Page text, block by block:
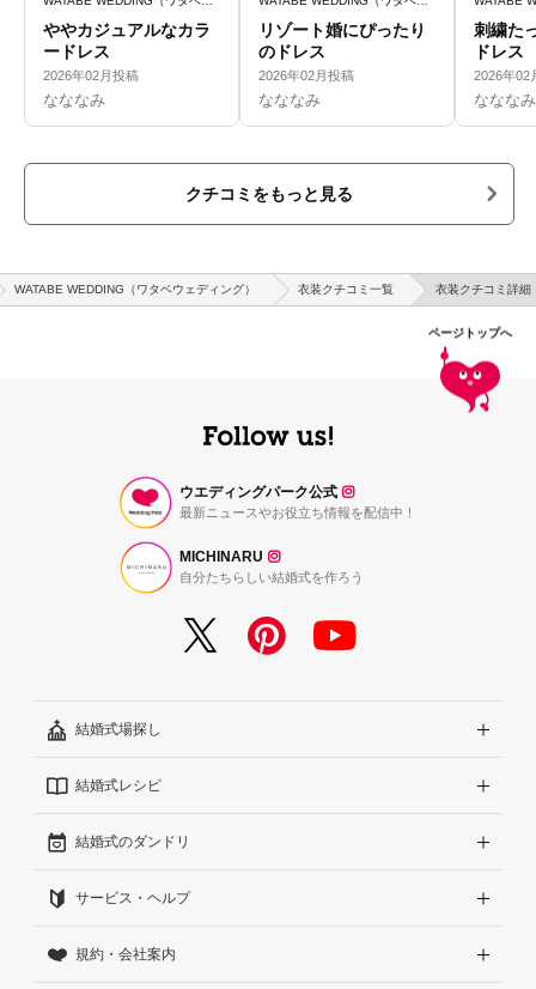
ややカジュアルなカラ
ードレス
2026年02月投稿
なななみ
リゾート婚にぴったり
のドレス
2026年02月投稿
なななみ
刺繍た
ドレス
2026年02
なななみ
クチコミをもっと見る
WATABE WEDDING（ワタベウェディング） 衣装クチコミ一覧 衣装クチコミ詳細
ページトップへ
ウエディングパーク公式
最新ニュースやお役立ち情報を配信中！
MICHINARU
自分たちらしい結婚式を作ろう
結婚式場探し
エリアから探す
こだわりから探す
雰囲気から探す
見積りから探す
結婚式レシピ
結婚式準備レポート『ハナレポ』
結婚式当日の動画『ムビレポ』
結婚式のダンドリ
結婚準備ガイド
Wedding Park Magazine
サービス・ヘルプ
サイトコンセプト
規約・会社案内